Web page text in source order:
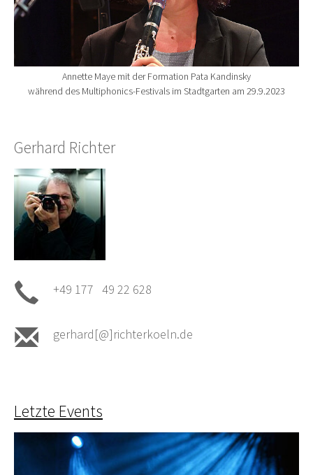
Annette Maye mit der Formation Pata Kandinsky
während des Multiphonics-Festivals im Stadtgarten am 29.9.2023
Gerhard Richter
+49 177 49 22 628
gerhard[@]richterkoeln.de
Letzte Events